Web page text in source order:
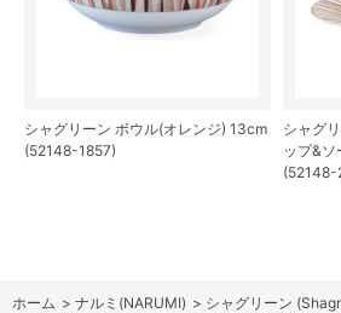
シャグリーン ボウル(オレンジ) 13cm
(52148-1857)
シャグ
ップ&
(52148-
ホーム > ナルミ(NARUMI) > シャグリーン